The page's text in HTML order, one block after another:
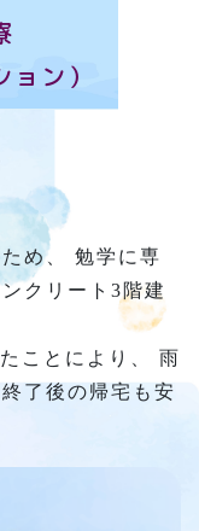
ン）
め、 勉学に専
クリート3階建
ことにより、 雨
了後の帰宅も安